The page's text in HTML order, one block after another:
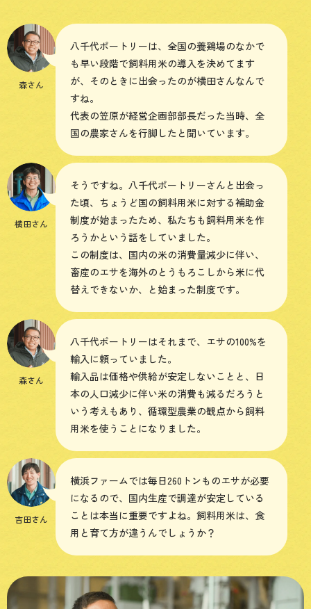
森さん
八千代ポートリーは、全国の養鶏場のなかで
も早い段階で飼料用米の導入を決めてます
が、そのときに出会ったのが横田さんなんで
すね。
代表の笠原が経営企画部部長だった当時、全
国の農家さんを行脚したと聞いています。
横田さん
そうですね。八千代ポートリーさんと出会っ
た頃、ちょうど国の飼料用米に対する補助金
制度が始まったため、私たちも飼料用米を作
ろうかという話をしていました。
この制度は、国内の米の消費量減少に伴い、
畜産のエサを海外のとうもろこしから米に代
替えできないか、と始まった制度です。
森さん
八千代ポートリーはそれまで、エサの100%を
輸入に頼っていました。
輸入品は価格や供給が安定しないことと、日
本の人口減少に伴い米の消費も減るだろうと
いう考えもあり、循環型農業の観点から飼料
用米を使うことになりました。
吉田さん
横浜ファームでは毎日260トンものエサが必要
になるので、国内生産で調達が安定している
ことは本当に重要ですよね。飼料用米は、食
用と育て方が違うんでしょうか？